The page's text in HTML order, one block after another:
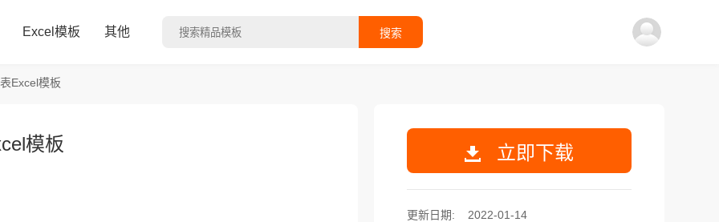
Excel模板 其他 搜索
Excel模板
立即下载
更新日期: 2022-01-14
模板